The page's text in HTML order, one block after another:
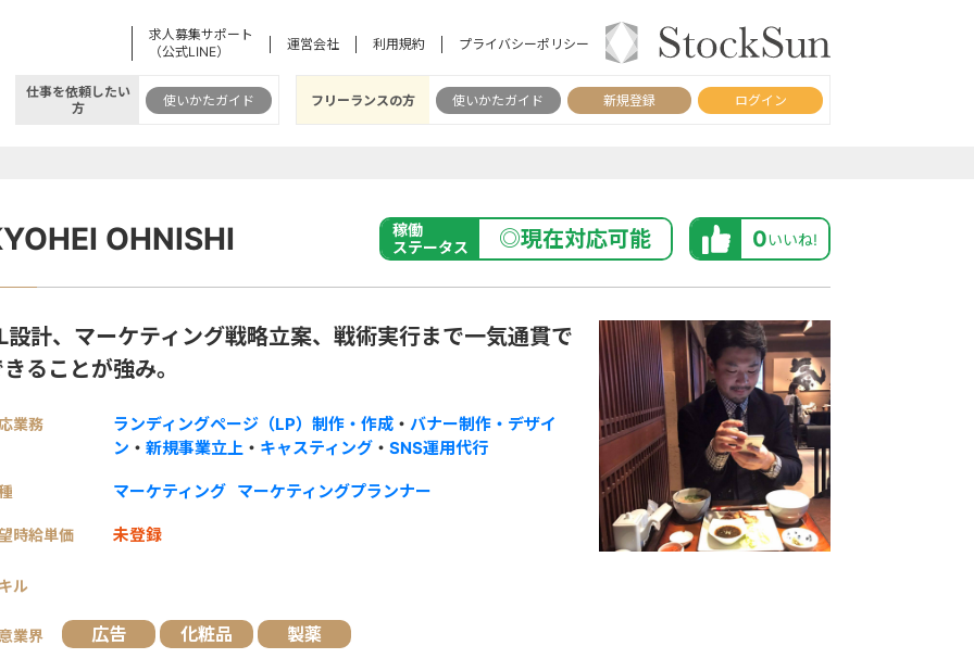
求人募集サポート
（公式LINE）
運営会社 利用規約 プライバシーポリシー
仕事を依頼したい
方
使いかたガイド フリーランスの方 使いかたガイド 新規登録 ログイン
OHNISHI
稼働
ステータス
◎現在対応可能 0いいね!
設計、マーケティング戦略立案、戦術実行まで一気通貫で
ることが強み。
業務 ランディングページ（LP）制作・作成 ・ バナー制作・デザイ
ン ・ 新規事業立上 ・ キャスティング ・ SNS運用代行
マーケティング マーケティングプランナー
時給単価 未登録
ル
業界 広告 化粧品 製薬